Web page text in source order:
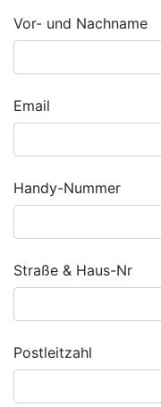
Vor- und Nachname
Email
Handy-Nummer
Straße & Haus-Nr
Postleitzahl